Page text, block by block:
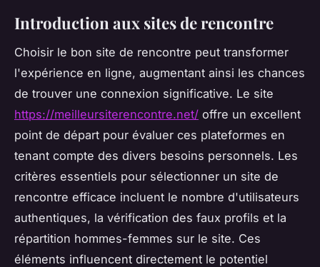
Introduction aux sites de rencontre
Choisir le bon site de rencontre peut transformer
l'expérience en ligne, augmentant ainsi les chances
de trouver une connexion significative. Le site
https://meilleursiterencontre.net/ offre un excellent
point de départ pour évaluer ces plateformes en
tenant compte des divers besoins personnels. Les
critères essentiels pour sélectionner un site de
rencontre efficace incluent le nombre d'utilisateurs
authentiques, la vérification des faux profils et la
répartition hommes-femmes sur le site. Ces
éléments influencent directement le potentiel